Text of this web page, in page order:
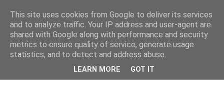
This site uses cookies from Google to deliver its services
and to analyze traffic. Your IP address and user-agent are
shared with Google along with performance and security
metrics to ensure quality of service, generate usage
statistics, and to detect and address abuse.
LEARN MORE GOT IT